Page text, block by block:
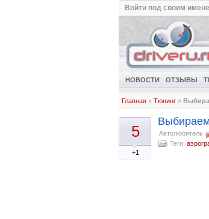
Войти под своим
НОВОСТИ ОТЗЫВЫ
Главная » Тюнинг »
5
+1
Автолюбитель
Теги: